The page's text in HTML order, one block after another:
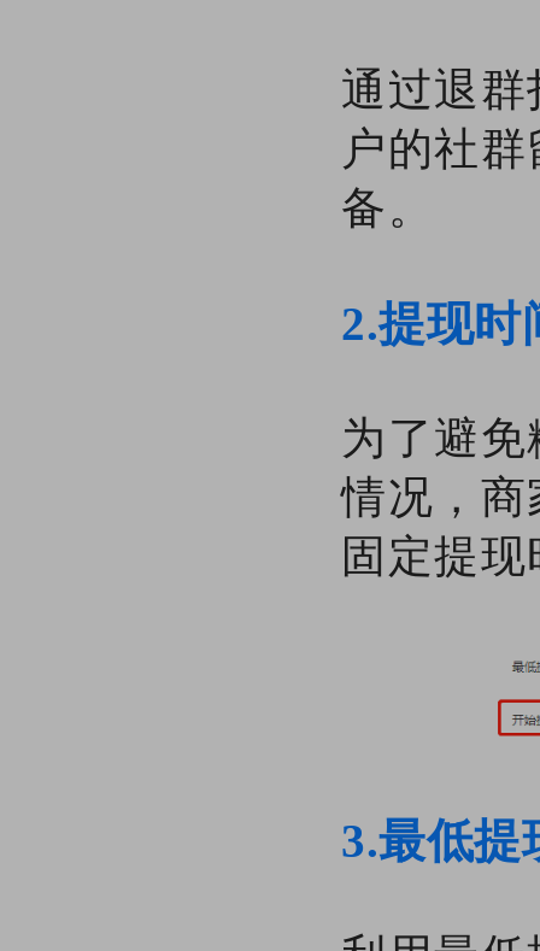
通过退
户的社
备。
2.提现时
为了避
情况，
固定提
3.最低提